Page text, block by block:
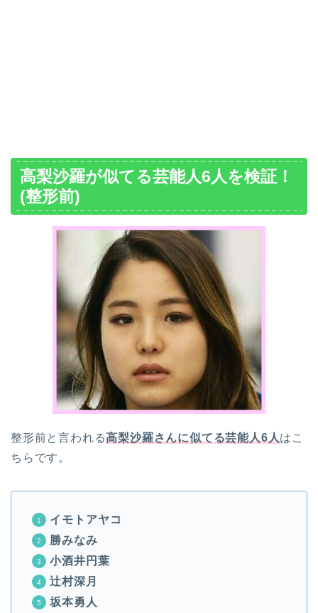
高梨沙羅が似てる芸能人6人を検証！
(整形前)
整形前と言われる高梨沙羅さんに似てる芸能人6人はこ
ちらです。
イモトアヤコ
勝みなみ
小酒井円葉
辻村深月
坂本勇人